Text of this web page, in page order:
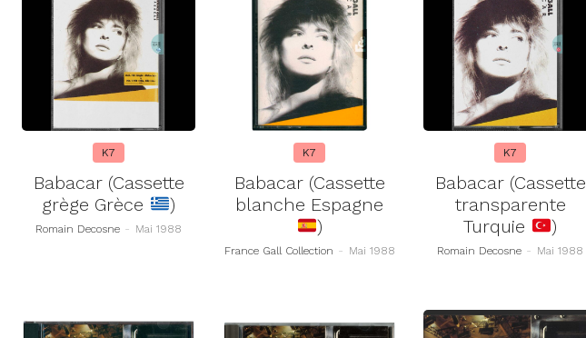
K7
Babacar (Cassette
grège Grèce
)
Romain Decosne - Mai 1988
K7
Babacar (Cassette
blanche Espagne
)
France Gall Collection - Mai 1988
K7
Babacar (Cassette
transparente
Turquie
)
Romain Decosne - Mai 1988